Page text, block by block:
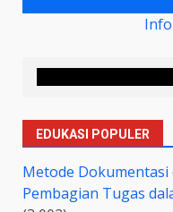
EDUKASI POPULER
Metode Dokumentasi
Pembagian Tugas